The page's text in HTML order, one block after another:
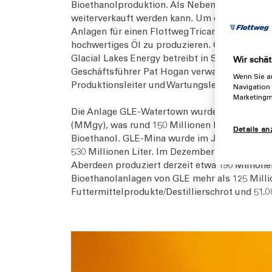
Bioethanolproduktion. Als Nebenprodukt der
weiterverkauft werden kann. Um die
Anlagen für einen Flottweg Tricanter
®. Mit der
hochwertiges Öl zu produzieren. Gleichzeitig
Glacial Lakes Energy betreibt in South
Geschäftsführer Pat Hogan verwaltet und
Produktionsleiter und Wartungsleiter, die für
Die Anlage GLE-Watertown wurde im
(MMgy), was rund 150 Millionen Litern
Bioethanol. GLE-Mina wurde im Juni 2008
530 Millionen Liter. Im Dezember 2019
Aberdeen produziert derzeit etwa 190
Bioethanolanlagen von GLE mehr als 125
Futtermittelprodukte/Destillierschrot und
Wir
Wenn Sie
Navigation
Details